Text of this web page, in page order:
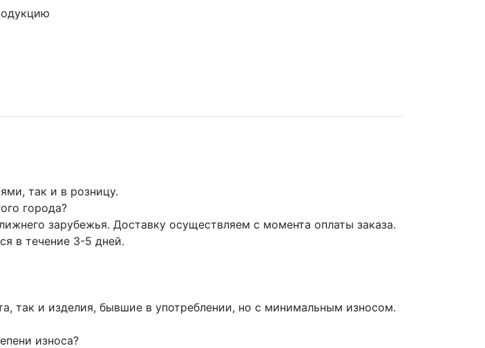
так и в розницу.
города?
зарубежья. Доставку осуществляем с момента оплаты заказа.
в течение 3-5 дней.
так и изделия, бывшие в употреблении, но с минимальным износом.
износа?